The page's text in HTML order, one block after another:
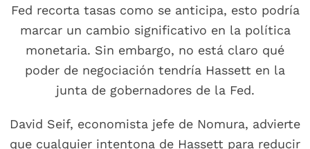
Fed recorta tasas como se anticipa, esto podría
marcar un cambio significativo en la política
monetaria. Sin embargo, no está claro qué
poder de negociación tendría Hassett en la
junta de gobernadores de la Fed.
David Seif, economista jefe de Nomura, advierte
que cualquier intentona de Hassett para reducir